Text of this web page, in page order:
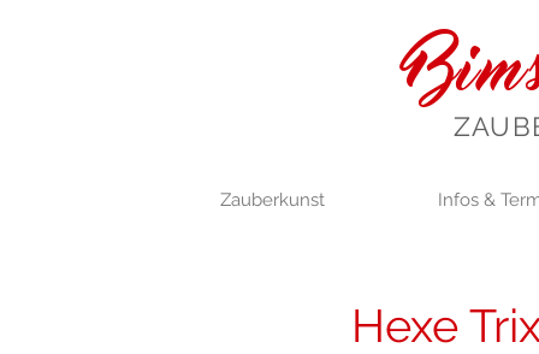
Zauberkunst Infos &
Hexe